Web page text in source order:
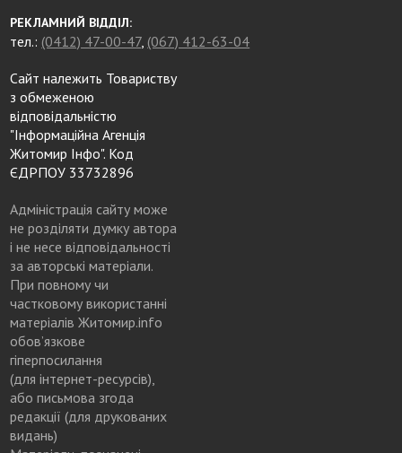
РЕКЛАМНИЙ ВІДДІЛ:
тел.: (0412) 47-00-47, (067) 412-63-04
Сайт належить Товариству
з обмеженою
відповідальністю
"Інформаційна Агенція
Житомир Інфо". Код
ЄДРПОУ 33732896
Адміністрація сайту може
не розділяти думку автора
і не несе відповідальності
за авторські матеріали.
При повному чи
частковому використанні
матеріалів Житомир.info
обов’язкове
гіперпосилання
(для інтернет-ресурсів),
або письмова згода
редакції (для друкованих
видань)